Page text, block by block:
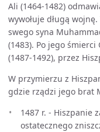
Ali (1464-1482)
wywołuje długą
swego syna
(1483). Po jego
(1487-1492), przez
W przymierzu z
gdzie rządzi jego brat
1487 r. - Hiszpanie
ostatecznego